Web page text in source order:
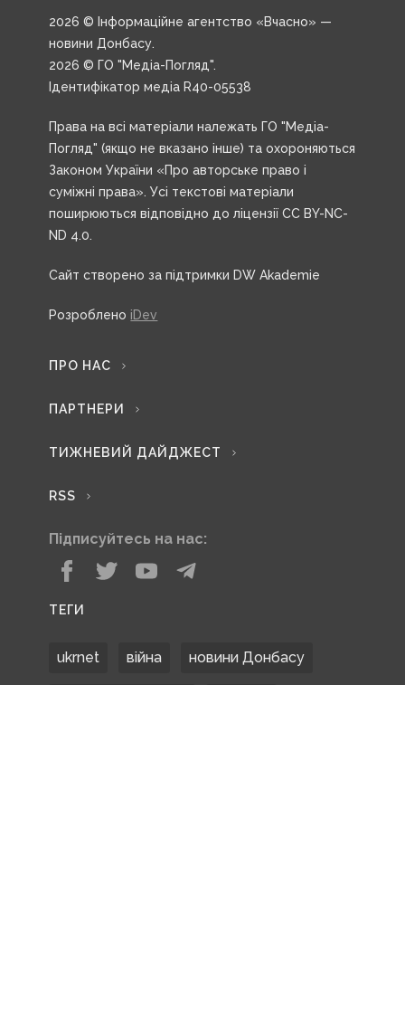
2026 © Інформаційне агентство «Вчасно» —
новини Донбасу.
2026 © ГО "Медіа-Погляд".
Ідентифікатор медіа R40-05538
Права на всі матеріали належать ГО "Медіа-
Погляд" (якщо не вказано інше) та охороняються
Законом України «Про авторське право і
суміжні права». Усі текстові матеріали
поширюються відповідно до ліцензії CC BY-NC-
ND 4.0.
Сайт створено за підтримки DW Akademie
Розроблено iDev
ПРО НАС
ПАРТНЕРИ
ТИЖНЕВИЙ ДАЙДЖЕСТ
RSS
Підписуйтесь на нас:
ТЕГИ
ukrnet війна новини Донбасу